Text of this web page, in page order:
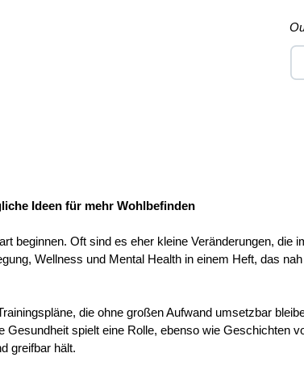
Ideen für mehr Wohlbefinden
beginnen. Oft sind es eher kleine Veränderungen, die
Wellness und Mental Health in einem Heft, das
die ohne großen Aufwand umsetzbar
spielt eine Rolle, ebenso wie Geschichten
greifbar hält.